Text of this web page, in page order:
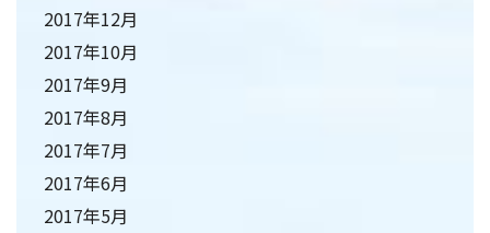
2017年12月
2017年10月
2017年9月
2017年8月
2017年7月
2017年6月
2017年5月